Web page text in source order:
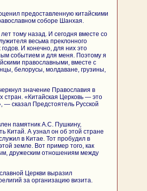
предоставленную китайскими
соборе Шанхая.
тому назад. И сегодня вместе со
весьма преклонного
И конечно, для них это
событием и для меня. Поэтому я
православными, вместе с
белорусы, молдаване, грузины,
значение Православия в
стран. «Китайская Церковь — это
— сказал Предстоятель Русской
памятник А.С. Пушкину,
Китай. А узнал он об этой стране
в Китае. Тот пробудил в
земле. Вот пример того, как
дружеским отношениям между
Церкви выразил
за организацию визита.